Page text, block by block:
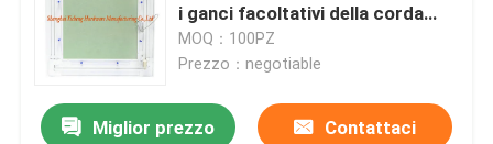
i ganci facoltativi della corda
della struttura di alluminio per i
soffitti e la parete
MOQ：100PZ
Prezzo：negotiable
Miglior prezzo Contattaci